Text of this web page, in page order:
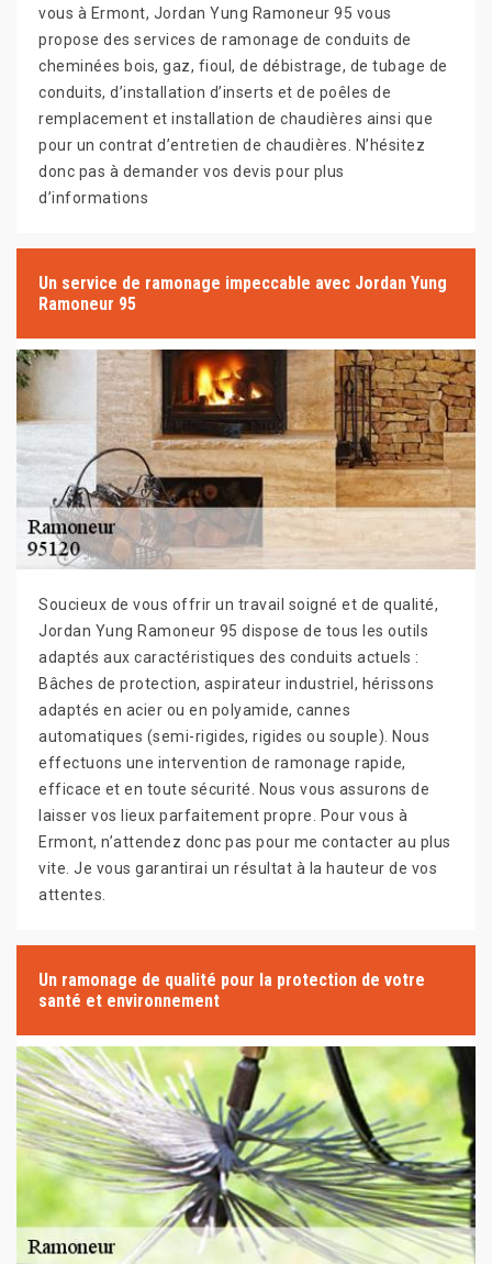
vous à Ermont, Jordan Yung Ramoneur 95 vous
propose des services de ramonage de conduits de
cheminées bois, gaz, fioul, de débistrage, de tubage de
conduits, d’installation d’inserts et de poêles de
remplacement et installation de chaudières ainsi que
pour un contrat d’entretien de chaudières. N’hésitez
donc pas à demander vos devis pour plus
d’informations
Un service de ramonage impeccable avec Jordan Yung
Ramoneur 95
Soucieux de vous offrir un travail soigné et de qualité,
Jordan Yung Ramoneur 95 dispose de tous les outils
adaptés aux caractéristiques des conduits actuels :
Bâches de protection, aspirateur industriel, hérissons
adaptés en acier ou en polyamide, cannes
automatiques (semi-rigides, rigides ou souple). Nous
effectuons une intervention de ramonage rapide,
efficace et en toute sécurité. Nous vous assurons de
laisser vos lieux parfaitement propre. Pour vous à
Ermont, n’attendez donc pas pour me contacter au plus
vite. Je vous garantirai un résultat à la hauteur de vos
attentes.
Un ramonage de qualité pour la protection de votre
santé et environnement